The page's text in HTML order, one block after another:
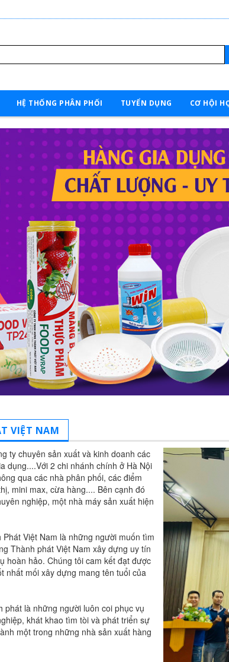
HỆ THỐNG PHÂN PHỐI TUYỂN DỤNG CƠ HỘI
VIỆT NAM
ty chuyên sản xuất và kinh doanh các
dụng....Với 2 chi nhánh chính ở Hà Nội
qua các nhà phân phối, các điểm
mini max, cừa hàng.... Bên cạnh đó
nghiệp, một nhà máy sản xuất hiện
Việt Nam là những người muốn tìm
Thành phát Việt Nam xây dựng uy tín
hoàn hảo. Chúng tôi cam kết đạt được
nhất mối xây dựng mang tên tuổi của
là những người luôn coi phục vụ
khát khao tìm tòi và phát triển sự
một trong những nhà sản xuất hàng